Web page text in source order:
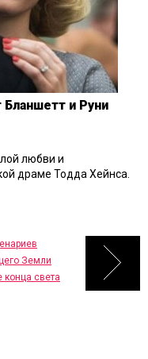
и Руни
любви и
драме Тодда Хейнса.
Земли
конца света